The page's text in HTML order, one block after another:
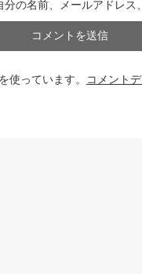
の名前、メールアドレス
使っています。
コメント